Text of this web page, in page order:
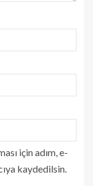
için adım, e-
kaydedilsin.